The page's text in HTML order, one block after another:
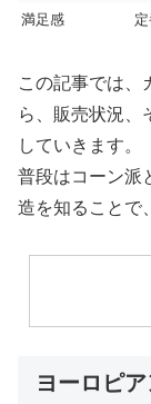
満足感
この記事では、
ら、販売状況、
していきます。
普段はコーン派
造を知ることで
ヨーロピ